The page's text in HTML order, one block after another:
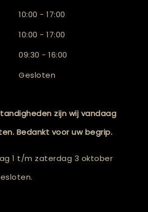
10:00 - 17:00
10:00 - 17:00
09:30 - 16:00
Gesloten
zijn wij vandaag
Bedankt voor uw begrip.
1 t/m zaterdag 3 oktober